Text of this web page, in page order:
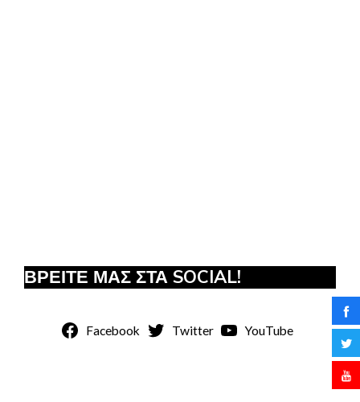
ΒΡΕΙΤΕ ΜΑΣ ΣΤΑ SOCIAL!
Facebook Twitter YouTube